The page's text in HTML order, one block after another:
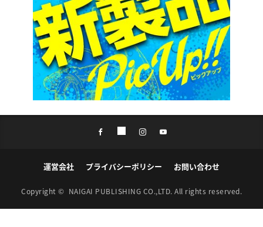
運営会社 プライバシーポリシー お問い合わせ
Copyright © NAIGAI PUBLISHING CO.,LTD. All rights reserved.